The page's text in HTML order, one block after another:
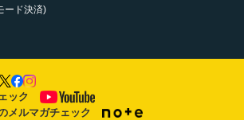
ード決済)
ック
メルマガチェック